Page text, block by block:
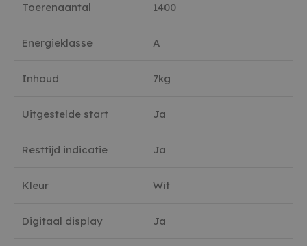
Toerenaantal 1400
Energieklasse A
Inhoud 7kg
Uitgestelde start Ja
Resttijd indicatie Ja
Kleur Wit
Digitaal display Ja